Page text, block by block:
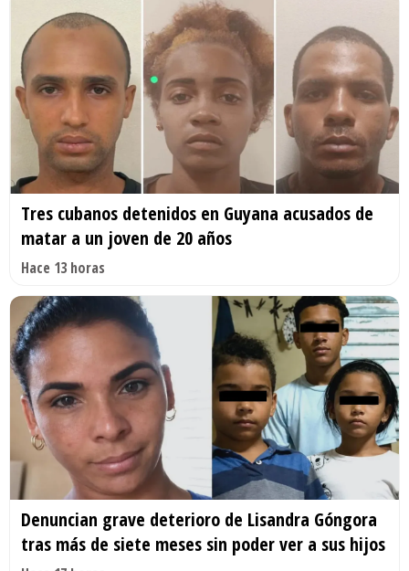
Tres cubanos detenidos en Guyana acusados de
matar a un joven de 20 años
Hace 13 horas
Denuncian grave deterioro de Lisandra Góngora
tras más de siete meses sin poder ver a sus hijos